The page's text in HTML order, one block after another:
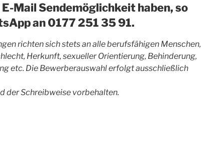
Mail Sendemöglichkeit haben, so
an 0177 251 35 91.
richten sich stets an alle berufsfähigen Menschen,
Herkunft, sexueller Orientierung, Behinderung,
etc. Die Bewerberauswahl erfolgt ausschließlich
der Schreibweise vorbehalten.